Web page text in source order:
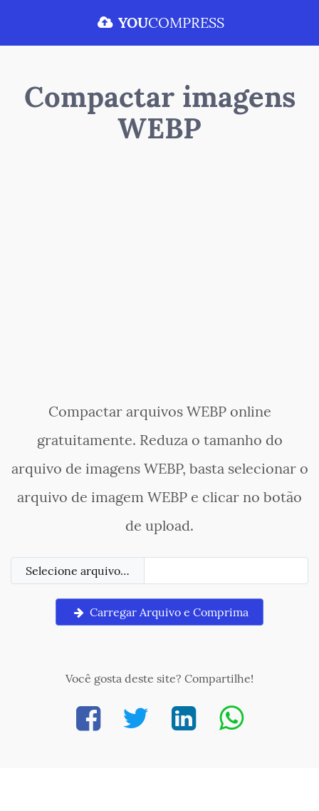
YOUCOMPRESS
Compactar imagens
WEBP
Compactar arquivos WEBP online
gratuitamente. Reduza o tamanho do
arquivo de imagens WEBP, basta selecionar o
arquivo de imagem WEBP e clicar no botão
de upload.
Selecione arquivo…
Carregar Arquivo e Comprima
Você gosta deste site? Compartilhe!